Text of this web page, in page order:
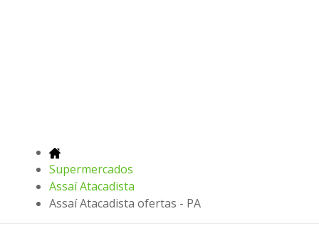
Supermercados
Assaí Atacadista
Assaí Atacadista ofertas - PA